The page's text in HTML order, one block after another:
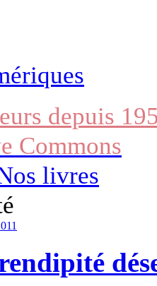
depuis
Commons
livres